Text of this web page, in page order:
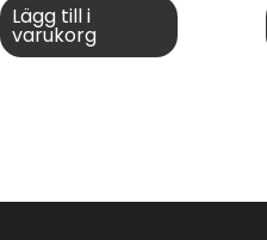
Lägg till i
varukorg